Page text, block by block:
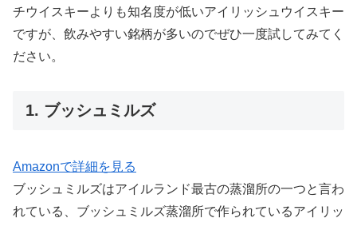
チウイスキーよりも知名度が低いアイリッシュウイスキー
ですが、飲みやすい銘柄が多いのでぜひ一度試してみてく
ださい。
1. ブッシュミルズ
Amazonで詳細を見る
ブッシュミルズはアイルランド最古の蒸溜所の一つと言わ
れている、ブッシュミルズ蒸溜所で作られているアイリッ